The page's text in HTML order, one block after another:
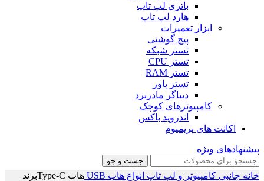
باتری لپ تاپ
هارد لپ تاپ
ابزار تعمیرات
پیچ گوشتی
تستر شبکه
تستر CPU
تستر RAM
تستر پاور
دیباگر مادربرد
کامپیوترهای کوچک
اندروید باکس
اکانت های پریمیوم
پیشنهادهای ویژه
جست و جو
خانه جانبی کامپیوتر و لپ تاپ انواع هاب USB
هاب Type-Cبرند